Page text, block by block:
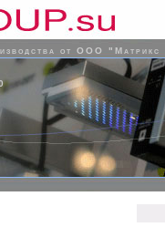
от ООО "Матрикс